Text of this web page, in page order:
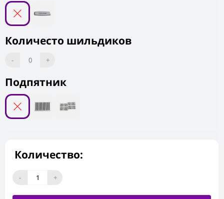
Подпятник
Количесто шильдиков
- 0 +
Количество:
- +